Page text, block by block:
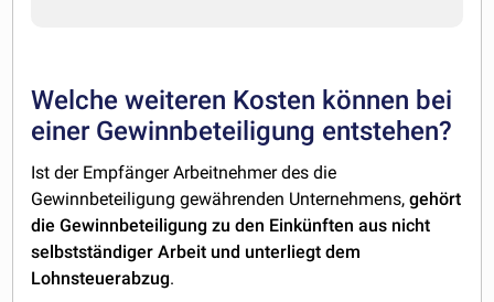
Welche weiteren Kosten können bei
einer Gewinnbeteiligung entstehen?
Ist der Empfänger Arbeitnehmer des die
Gewinnbeteiligung gewährenden Unternehmens,gehört
die Gewinnbeteiligung zu den Einkünften aus nicht
selbstständiger Arbeit und unterliegt dem
Lohnsteuerabzug.